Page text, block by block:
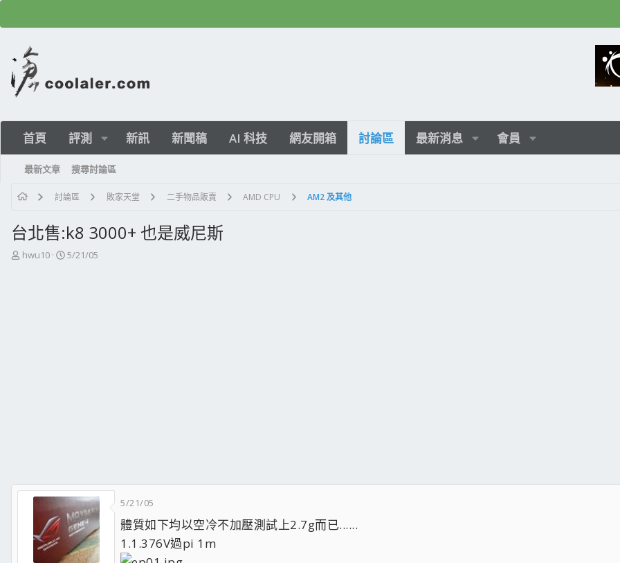
首頁 評測 新訊 新聞稿 AI 科技 網友開箱 討論區 最新消息 會員
最新文章 搜尋討論區
討論區 敗家天堂 二手物品販賣 AMD CPU AM2 及其他
台北售:k8 3000+ 也是威尼斯
主
hwu10
開
5/21/05
5/21/05
體質如下均以空冷不加壓測試上2.7g而已......
1.1.376V過pi 1m